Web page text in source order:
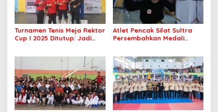
Turnamen Tenis Meja Rektor
Cup I 2025 Ditutup: Jadi
Atlet Pencak Silat Sultra
Persembahkan Medali